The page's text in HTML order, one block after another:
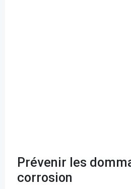
Prévenir les
corrosion